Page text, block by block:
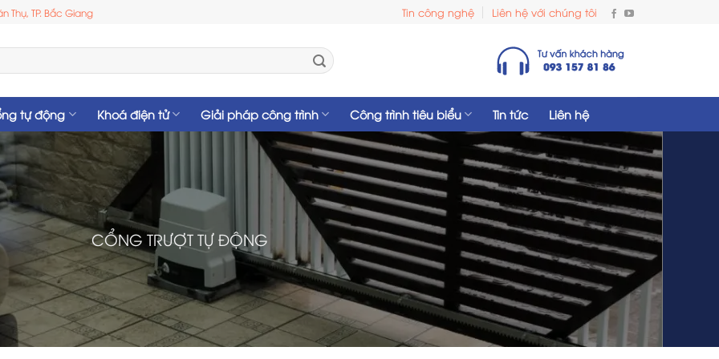
Thụ, TP. Bắc Giang Tin công nghệ Liên hệ với chúng tôi
tự động Khoá điện tử Giải pháp công trình Công trình tiêu biểu Tin tức Liên hệ
CỔNG TRƯỢT TỰ ĐỘNG